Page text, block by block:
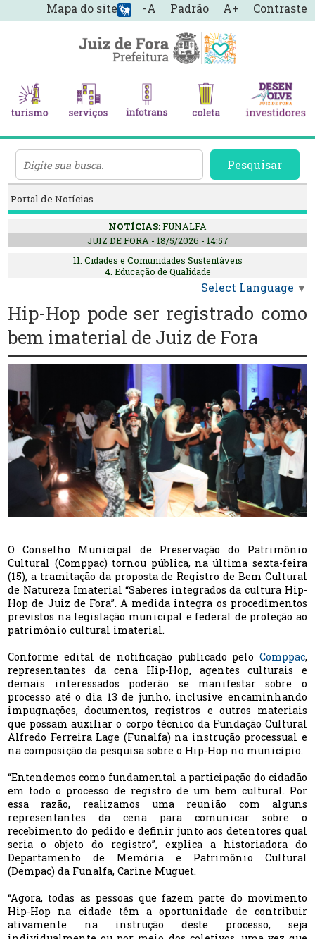
-A Padrão A+ Contraste
Mapa do site
Pesquisar
Portal de Notícias
NOTÍCIAS:FUNALFA
JUIZ DE FORA - 18/5/2026 - 14:57
11. Cidades e Comunidades Sustentáveis
4. Educação de Qualidade
Select Language ▼
Hip-Hop pode ser registrado como
bem imaterial de Juiz de Fora
O Conselho Municipal de Preservação do Patrimônio
Cultural (Comppac) tornou pública, na última sexta-feira
(15), a tramitação da proposta de Registro de Bem Cultural
de Natureza Imaterial “Saberes integrados da cultura Hip-
Hop de Juiz de Fora”. A medida integra os procedimentos
previstos na legislação municipal e federal de proteção ao
patrimônio cultural imaterial.
Conforme edital de notificação publicado pelo Comppac,
representantes da cena Hip-Hop, agentes culturais e
demais interessados poderão se manifestar sobre o
processo até o dia 13 de junho, inclusive encaminhando
impugnações, documentos, registros e outros materiais
que possam auxiliar o corpo técnico da Fundação Cultural
Alfredo Ferreira Lage (Funalfa) na instrução processual e
na composição da pesquisa sobre o Hip-Hop no município.
“Entendemos como fundamental a participação do cidadão
em todo o processo de registro de um bem cultural. Por
essa razão, realizamos uma reunião com alguns
representantes da cena para comunicar sobre o
recebimento do pedido e definir junto aos detentores qual
seria o objeto do registro”, explica a historiadora do
Departamento de Memória e Patrimônio Cultural
(Dempac) da Funalfa, Carine Muguet.
“Agora, todas as pessoas que fazem parte do movimento
Hip-Hop na cidade têm a oportunidade de contribuir
ativamente na instrução deste processo, seja